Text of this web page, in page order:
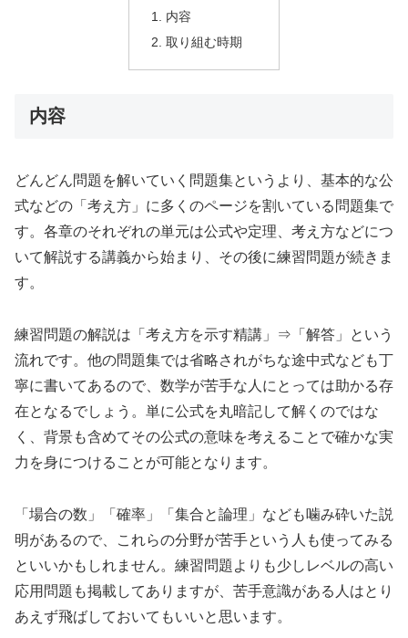
内容
取り組む時期
内容
どんどん問題を解いていく問題集というより、基本的な公
式などの「考え方」に多くのページを割いている問題集で
す。各章のそれぞれの単元は公式や定理、考え方などにつ
いて解説する講義から始まり、その後に練習問題が続きま
す。
練習問題の解説は「考え方を示す精講」⇒「解答」という
流れです。他の問題集では省略されがちな途中式なども丁
寧に書いてあるので、数学が苦手な人にとっては助かる存
在となるでしょう。単に公式を丸暗記して解くのではな
く、背景も含めてその公式の意味を考えることで確かな実
力を身につけることが可能となります。
「場合の数」「確率」「集合と論理」なども噛み砕いた説
明があるので、これらの分野が苦手という人も使ってみる
といいかもしれません。練習問題よりも少しレベルの高い
応用問題も掲載してありますが、苦手意識がある人はとり
あえず飛ばしておいてもいいと思います。